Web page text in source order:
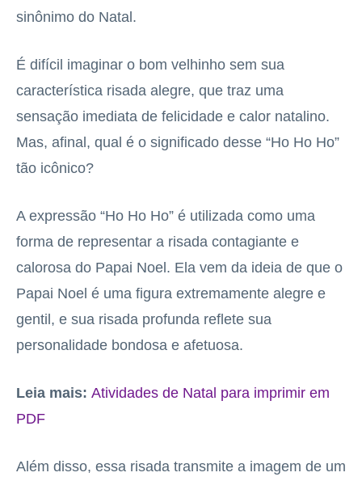
sinônimo do Natal.
É difícil imaginar o bom velhinho sem sua
característica risada alegre, que traz uma
sensação imediata de felicidade e calor natalino.
Mas, afinal, qual é o significado desse “Ho Ho Ho”
tão icônico?
A expressão “Ho Ho Ho” é utilizada como uma
forma de representar a risada contagiante e
calorosa do Papai Noel. Ela vem da ideia de que o
Papai Noel é uma figura extremamente alegre e
gentil, e sua risada profunda reflete sua
personalidade bondosa e afetuosa.
Leia mais: Atividades de Natal para imprimir em
PDF
Além disso, essa risada transmite a imagem de um